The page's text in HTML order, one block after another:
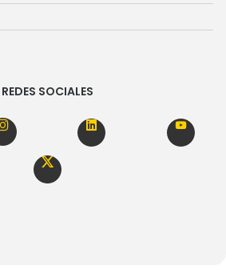
REDES SOCIALES